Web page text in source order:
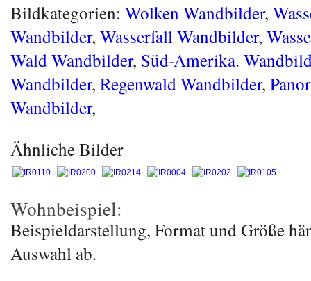
Bildkategorien: Wolken Wandbilder,
Wandbilder, Wasserfall Wandbilder,
Wald Wandbilder, Süd-Amerika.
Wandbilder, Regenwald Wandbilder,
Wandbilder,
Ähnliche Bilder
Wohnbeispiel:
Beispieldarstellung, Format und Größe
Auswahl ab.